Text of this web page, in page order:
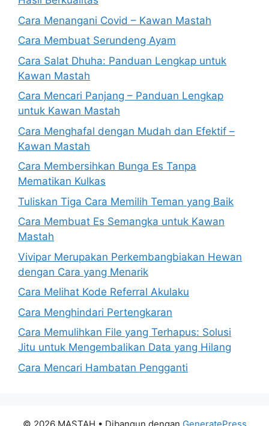
Cara Menangani Covid – Kawan Mastah
Cara Membuat Serundeng Ayam
Cara Salat Dhuha: Panduan Lengkap untuk
Kawan Mastah
Cara Mencari Panjang – Panduan Lengkap
untuk Kawan Mastah
Cara Menghafal dengan Mudah dan Efektif –
Kawan Mastah
Cara Membersihkan Bunga Es Tanpa
Mematikan Kulkas
Tuliskan Tiga Cara Memilih Teman yang Baik
Cara Membuat Es Semangka untuk Kawan
Mastah
Vivipar Merupakan Perkembangbiakan Hewan
dengan Cara yang Menarik
Cara Melihat Kode Referral Akulaku
Cara Menghindari Pertengkaran
Cara Memulihkan File yang Terhapus: Solusi
Jitu untuk Mengembalikan Data yang Hilang
Cara Mencari Hambatan Pengganti
© 2026 MASTAH • Dibangun dengan GeneratePress